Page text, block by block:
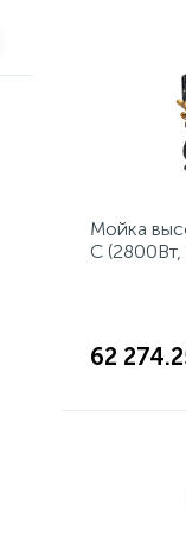
Мойка
C
62